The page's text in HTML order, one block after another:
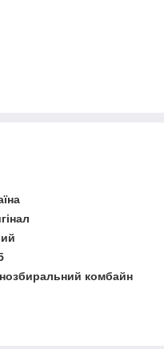
комбайн